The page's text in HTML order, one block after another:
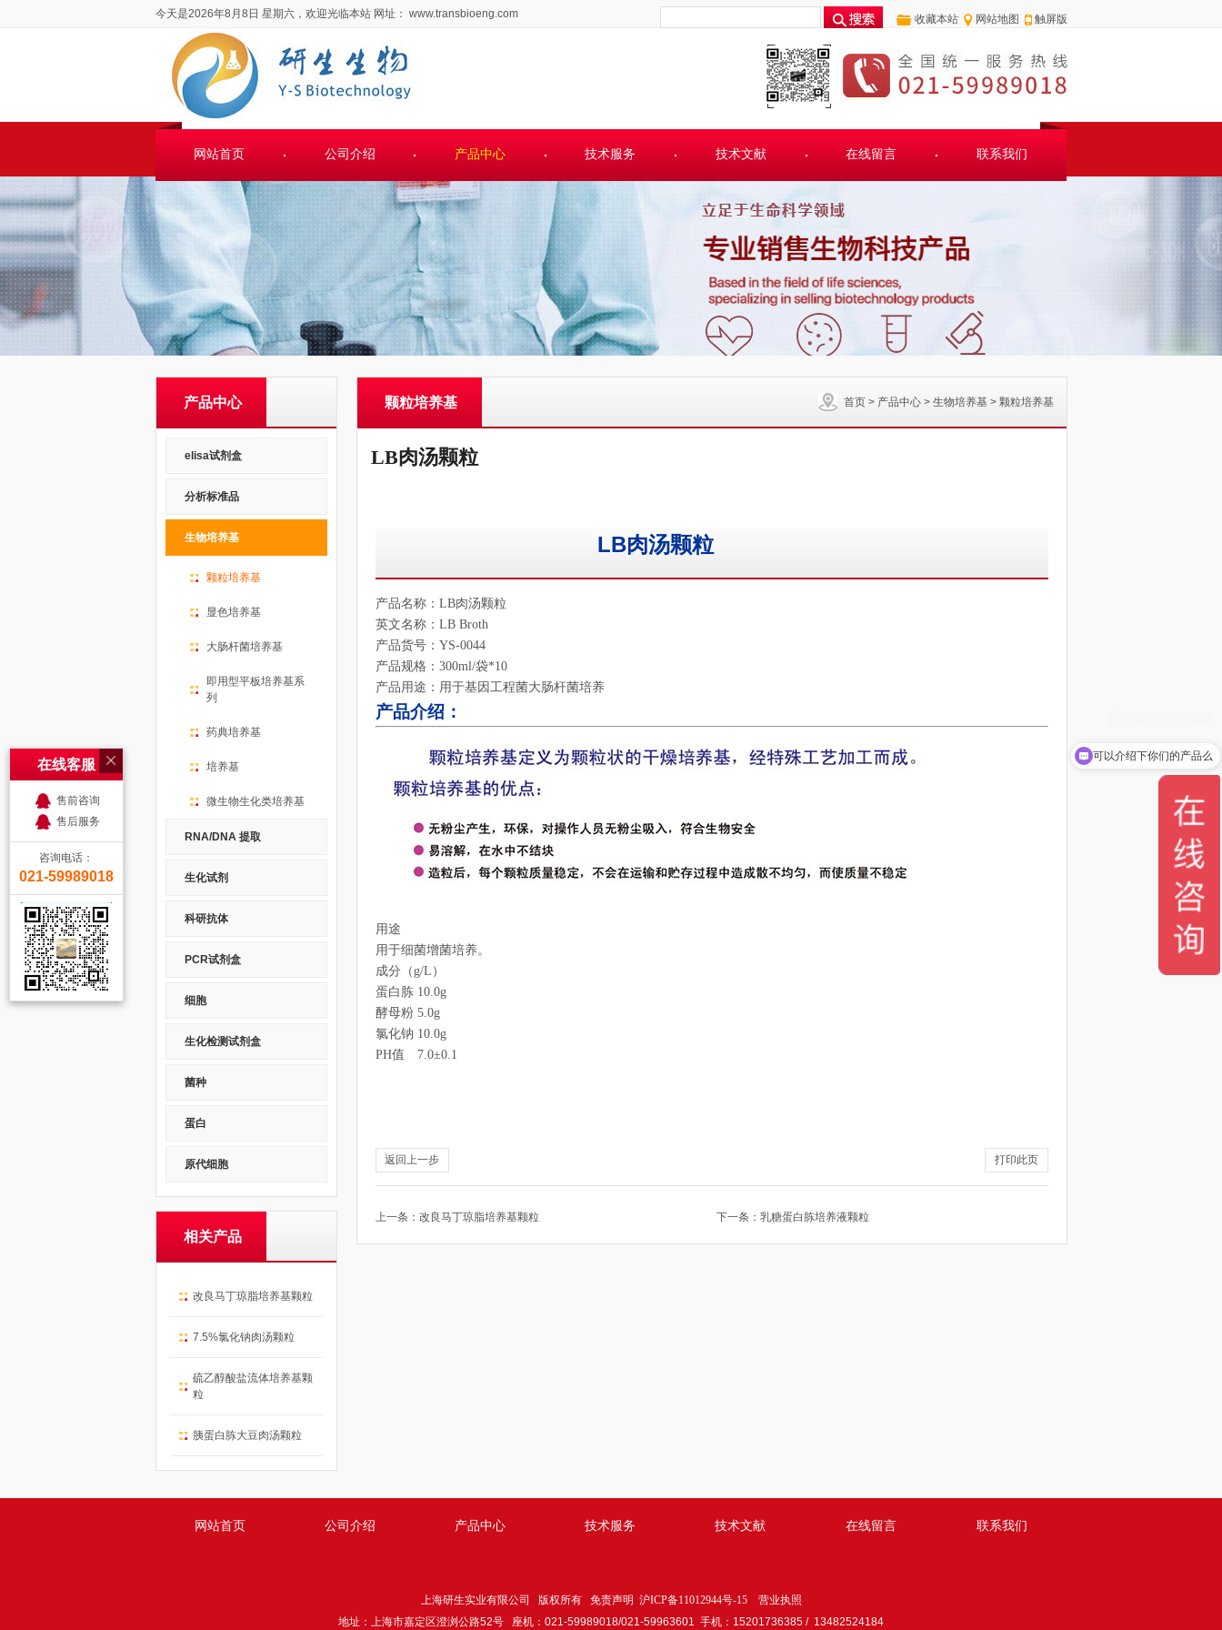
今天是2026年8月8日 星期六，欢迎光临本站 网址： www.transbioeng.com 收藏本站 网站地图 触屏版
网站首页 公司介绍 产品中心 技术服务 技术文献 在线留言 联系我们
首页> 产品中心> 生物培养基> 颗粒培养基
产品中心
elisa试剂盒
分析标准品
生物培养基
颗粒培养基
显色培养基
大肠杆菌培养基
即用型平板培养基系
列
药典培养基
培养基
微生物生化类培养基
RNA/DNA 提取
生化试剂
科研抗体
PCR试剂盒
细胞
生化检测试剂盒
菌种
蛋白
原代细胞
相关产品
改良马丁琼脂培养基颗粒
7.5%氯化钠肉汤颗粒
硫乙醇酸盐流体培养基颗
粒
胰蛋白胨大豆肉汤颗粒
颗粒培养基
LB肉汤颗粒
LB肉汤颗粒
产品名称： LB肉汤颗粒
英文名称： LB Broth
产品货号： YS-0044
产品规格： 300ml/袋*10
产品用途：用于基因工程菌大肠杆菌培养
产品介绍：
用途
用于细菌增菌培养。
成分（g/L ）
蛋白胨10.0g
酵母粉5.0g
氯化钠 10.0g
PH值 7.0±0.1
返回上一步 打印此页
上一条： 改良马丁琼脂培养基颗粒 下一条： 乳糖蛋白胨培养液颗粒
网站首页 公司介绍 产品中心 技术服务 技术文献 在线留言 联系我们
上海研生实业有限公司 版权所有 免责声明 沪ICP备11012944号-15
营业执照
地址：上海市嘉定区澄浏公路52号 座机：021-59989018/021-59963601 手机：15201736385 / 13482524184
在线客服
售前咨询
售后服务
咨询电话：
021-59989018
可以介绍下你们的产品么